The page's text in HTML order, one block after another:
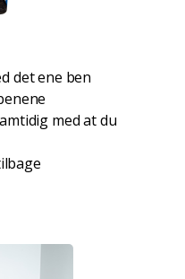
det ene ben
med at du